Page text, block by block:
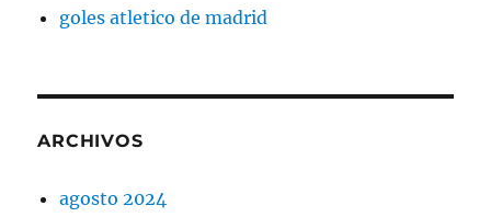
goles atletico de madrid
ARCHIVOS
agosto 2024